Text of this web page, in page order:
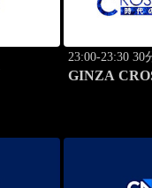
23:00-23:30 30
GINZA